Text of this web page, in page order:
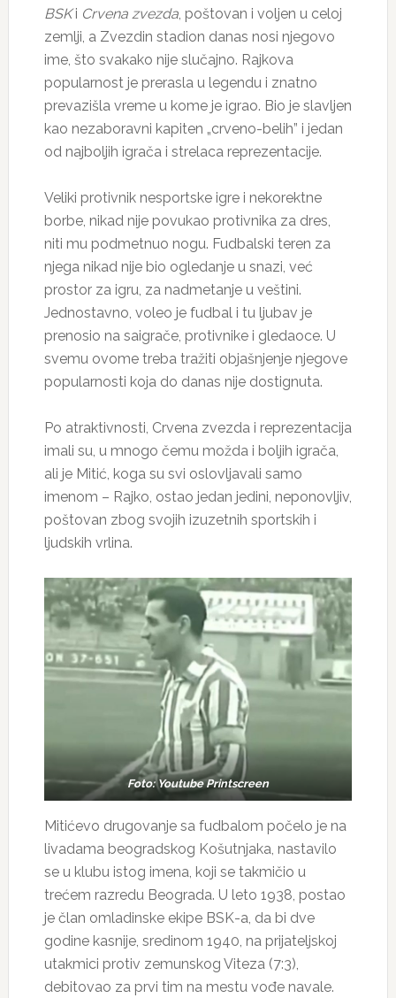
BSKi Crvenа zvezdа, poštovan i voljen u celoj
zemlji, a Zvezdin stadion danas nosi njegovo
ime, što svakako nije slučajno. Rajkova
popularnost je prerasla u legendu i znatno
prevazišla vreme u kome je igrao. Bio je slavljen
kao nezaboravni kapiten „crveno-belih” i jedan
od najboljih igrača i strelaca reprezentacije.
Veliki protivnik nesportske igre i nekorektne
borbe, nikad nije povukao protivnika za dres,
niti mu podmetnuo nogu. Fudbalski teren za
njega nikad nije bio ogledanje u snazi, već
prostor za igru, za nadmetanje u veštini.
Jednostavno, voleo je fudbal i tu ljubav je
prenosio na saigrače, protivnike i gledaoce. U
svemu ovome treba tražiti objašnjenje njegove
popularnosti koja do danas nije dostignuta.
Po atraktivnosti, Crvena zvezda i reprezentacija
imali su, u mnogo čemu možda i boljih igrača,
ali je Mitić, koga su svi oslovljavali samo
imenom – Rajko, ostao jedan jedini, neponovljiv,
poštovan zbog svojih izuzetnih sportskih i
ljudskih vrlina.
Foto: Youtube Printscreen
Mitićevo drugovanje sa fudbalom počelo je na
livadama beogradskog Košutnjaka, nastavilo
se u klubu istog imena, koji se takmičio u
trećem razredu Beograda. U leto 1938, postao
je član omladinske ekipe BSK-a, da bi dve
godine kasnije, sredinom 1940, na prijateljskoj
utakmici protiv zemunskog Viteza (7:3),
debitovao za prvi tim na mestu vođe navale.